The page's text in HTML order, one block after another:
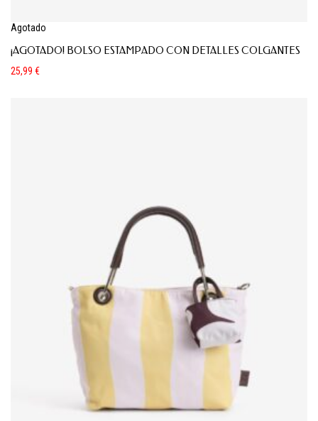
Agotado
¡AGOTADO! BOLSO ESTAMPADO CON DETALLES COLGANTES
25,99 €